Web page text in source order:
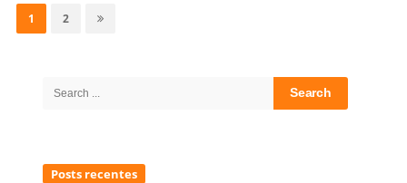
por
posts
Page
1 Page
2
Search
Posts recentes